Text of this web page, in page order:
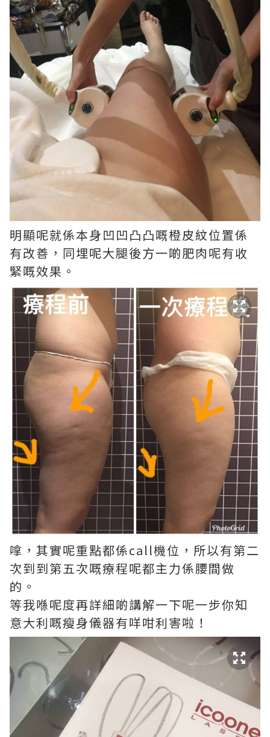
明顯呢就係本身凹凹凸凸嘅橙皮紋位置係
有改善，同埋呢大腿後方一啲肥肉呢有收
緊嘅效果。
嗱，其實呢重點都係call機位，所以有第二
次到到第五次嘅療程呢都主力係腰間做
的。
等我喺呢度再詳細啲講解一下呢一步你知
意大利嘅瘦身儀器有咩咁利害啦！